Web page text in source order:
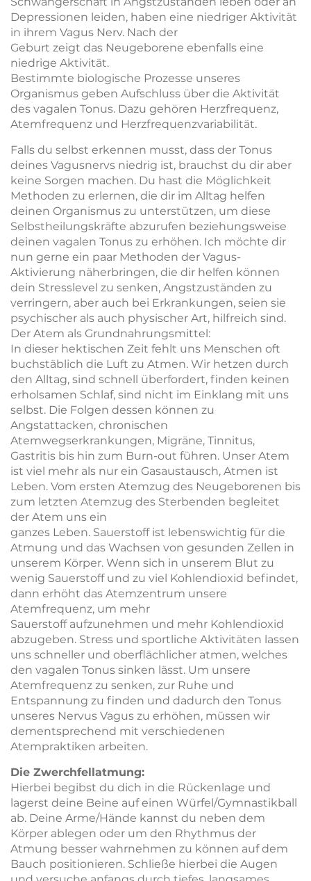
Depressionen leiden, haben eine niedriger Aktivität
in ihrem Vagus Nerv. Nach der
Geburt zeigt das Neugeborene ebenfalls eine
niedrige Aktivität.
Bestimmte biologische Prozesse unseres
Organismus geben Aufschluss über die Aktivität
des vagalen Tonus. Dazu gehören Herzfrequenz,
Atemfrequenz und Herzfrequenzvariabilität.
Falls du selbst erkennen musst, dass der Tonus
deines Vagusnervs niedrig ist, brauchst du dir aber
keine Sorgen machen. Du hast die Möglichkeit
Methoden zu erlernen, die dir im Alltag helfen
deinen Organismus zu unterstützen, um diese
Selbstheilungskräfte abzurufen beziehungsweise
deinen vagalen Tonus zu erhöhen. Ich möchte dir
nun gerne ein paar Methoden der Vagus-
Aktivierung näherbringen, die dir helfen können
dein Stresslevel zu senken, Angstzuständen zu
verringern, aber auch bei Erkrankungen, seien sie
psychischer als auch physischer Art, hilfreich sind.
Der Atem als Grundnahrungsmittel:
In dieser hektischen Zeit fehlt uns Menschen oft
buchstäblich die Luft zu Atmen. Wir hetzen durch
den Alltag, sind schnell überfordert, finden keinen
erholsamen Schlaf, sind nicht im Einklang mit uns
selbst. Die Folgen dessen können zu
Angstattacken, chronischen
Atemwegserkrankungen, Migräne, Tinnitus,
Gastritis bis hin zum Burn-out führen. Unser Atem
ist viel mehr als nur ein Gasaustausch, Atmen ist
Leben. Vom ersten Atemzug des Neugeborenen bis
zum letzten Atemzug des Sterbenden begleitet
der Atem uns ein
ganzes Leben. Sauerstoff ist lebenswichtig für die
Atmung und das Wachsen von gesunden Zellen in
unserem Körper. Wenn sich in unserem Blut zu
wenig Sauerstoff und zu viel Kohlendioxid befindet,
dann erhöht das Atemzentrum unsere
Atemfrequenz, um mehr
Sauerstoff aufzunehmen und mehr Kohlendioxid
abzugeben. Stress und sportliche Aktivitäten lassen
uns schneller und oberflächlicher atmen, welches
den vagalen Tonus sinken lässt. Um unsere
Atemfrequenz zu senken, zur Ruhe und
Entspannung zu finden und dadurch den Tonus
unseres Nervus Vagus zu erhöhen, müssen wir
dementsprechend mit verschiedenen
Atempraktiken arbeiten.
Die Zwerchfellatmung:
Hierbei begibst du dich in die Rückenlage und
lagerst deine Beine auf einen Würfel/Gymnastikball
ab. Deine Arme/Hände kannst du neben dem
Körper ablegen oder um den Rhythmus der
Atmung besser wahrnehmen zu können auf dem
Bauch positionieren. Schließe hierbei die Augen